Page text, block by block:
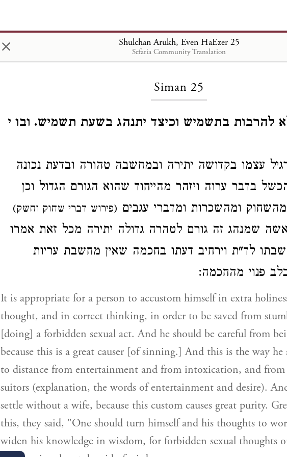
× Shulchan Arukh, Even HaEzer 25
Sefaria Community Translation
Loading...
Siman 25
להרבות בתשמיש וכיצד יתנהג בשעת תשמיש. ובו י
עצמו בקדושה יתירה ובמחשבה טהורה ובדעת נכונה
בדבר ערוה ויזהר מהייחוד שהוא הגורם הגדול וכן
מהשחוק ומהשכרות ומדברי עגבים (פירוש דברי שחוק וחשק)
שמנהג זה גורם לטהרה גדולה יתירה מכל זאת אמרו
לד"ת וירחיב דעתו בחכמה שאין מחשבת עריות
פנוי מהחכמה:
It is appropriate for a person to accustom himself in extra
thought, and in correct thinking, in order to be saved from
[doing] a forbidden sexual act. And he should be careful from
because this is a great causer [of sinning.] And this is the way he
to distance from entertainment and from intoxication, and
suitors (explanation, the words of entertainment and desire).
settle without a wife, because this custom causes great purity.
this, they said, "One should turn himself and his thoughts to
widen his knowledge in wisdom, for forbidden sexual thoughts